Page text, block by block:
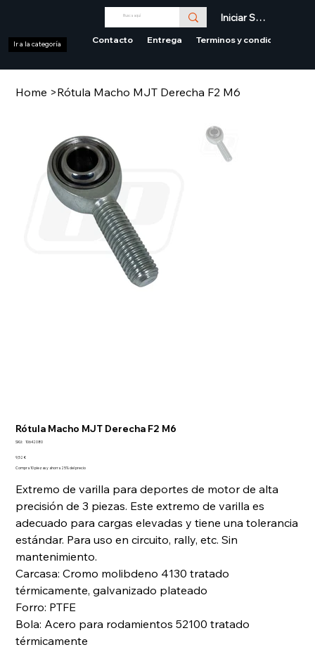
Iniciar Sesión
Contacto Entrega Terminos y condiciones
Ir a la categoría
Home >Rótula Macho MJT Derecha F2 M6
Rótula Macho MJT Derecha F2 M6
SKU:
SKU
10642080
Precio
9,52 €
Compra 10 piezas y ahorra 25% del precio
Extremo de varilla para deportes de motor de alta
precisión de 3 piezas. Este extremo de varilla es
adecuado para cargas elevadas y tiene una tolerancia
estándar. Para uso en circuito, rally, etc. Sin
mantenimiento.
Carcasa: Cromo molibdeno 4130 tratado
térmicamente, galvanizado plateado
Forro: PTFE
Bola: Acero para rodamientos 52100 tratado
térmicamente